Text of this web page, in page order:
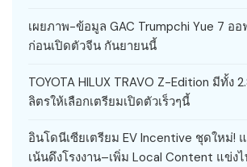
เผยภาพ-ข้อมูล GAC Trumpchi Yue 7 ออ
ก่อนเปิดตัวจีน กันยายนนี้
TOYOTA HILUX TRAVO Z-Edition มีทั้ง
ลิตรให้เลือกเตรียมเปิดตัวเร็วๆนี้
อินโดนีเซียเตรียม EV Incentive ชุดใหม่!
เน้นดึงโรงงาน–เพิ่ม Local Content แข่ง